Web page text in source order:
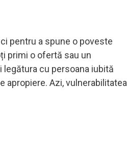
pentru a spune o poveste
primi o ofertă sau un
cu persoana iubită
apropiere. Azi, vulnerabilitatea